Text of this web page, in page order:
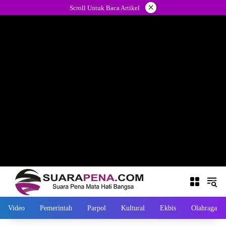
ke
Scroll Untuk Baca Artikel ×
Video Pemerintah Parpol Kultural Ekbis Olahraga